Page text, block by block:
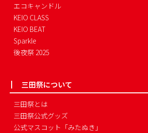
エコキャンドル
KEIO CLASS
KEIO BEAT
Sparkle
後夜祭 2025
三田祭について
三田祭とは
三田祭公式グッズ
公式マスコット「みたぬき」